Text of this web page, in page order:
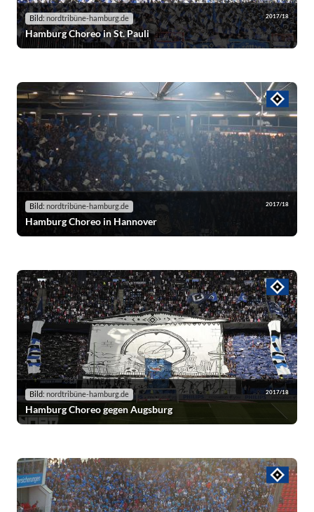
Bild: nordtribüne-hamburg.de 2017/18
Hamburg Choreo in St. Pauli
Bild: nordtribüne-hamburg.de 2017/18
Hamburg Choreo in Hannover
Bild: nordtribüne-hamburg.de 2017/18
Hamburg Choreo gegen Augsburg